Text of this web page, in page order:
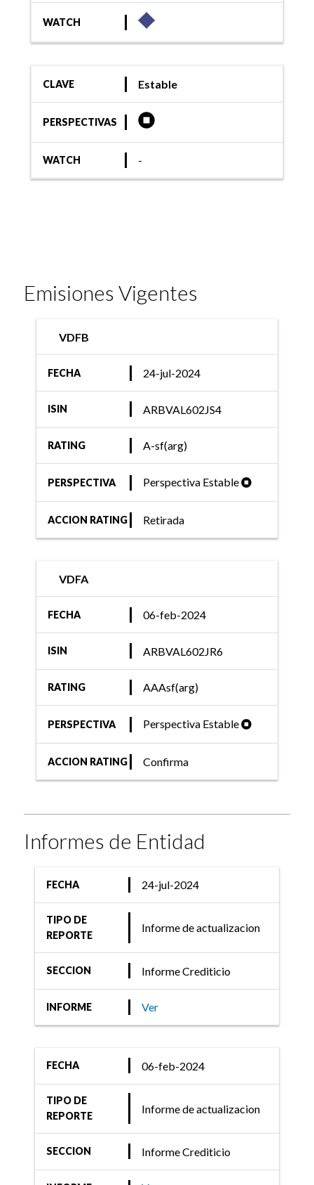
WATCH
CLAVE Estable
PERSPECTIVAS
WATCH -
Emisiones Vigentes
VDFB
FECHA 24-jul-2024
ISIN ARBVAL602JS4
RATING A-sf(arg)
PERSPECTIVA Perspectiva Estable
ACCION RATING Retirada
VDFA
FECHA 06-feb-2024
ISIN ARBVAL602JR6
RATING AAAsf(arg)
PERSPECTIVA Perspectiva Estable
ACCION RATING Confirma
Informes de Entidad
FECHA 24-jul-2024
TIPO DE
REPORTE
Informe de actualizacion
SECCION Informe Crediticio
INFORME Ver
FECHA 06-feb-2024
TIPO DE
REPORTE
Informe de actualizacion
SECCION Informe Crediticio